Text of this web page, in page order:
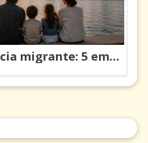
Resiliencia migrante: 5 emociones y cómo gestionarlas